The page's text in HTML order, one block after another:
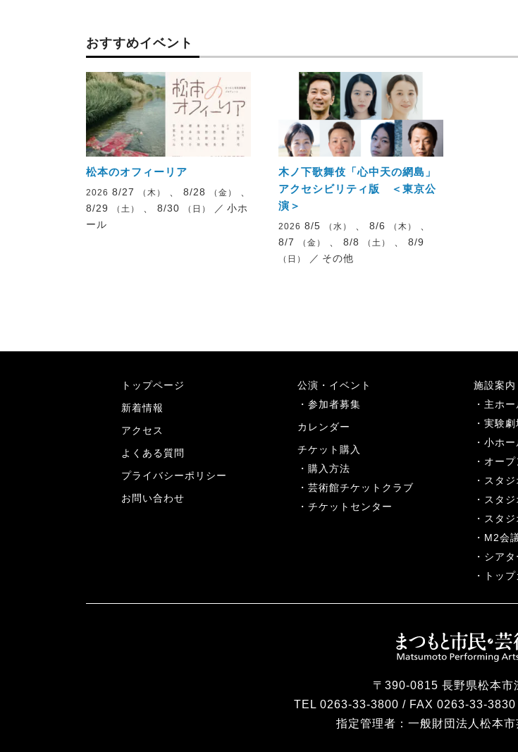
おすすめイベント
松本のオフィーリア
2026 8/27 （木） 、 8/28 （金）
8/29
（土） 、 8/30 （日） ／ 小ホ
ール
木ノ下歌舞伎「心中天の網島」
アクセシビリティ版 ＜東京公
演＞
2026 8/5 （水） 、 8/6 （木）
8/7
（金） 、 8/8 （土） 、 8/9
（日） ／ その他
トップページ
新着情報
アクセス
よくある質問
プライバシーポリシー
お問い合わせ
公演・イベント
参加者募集
カレンダー
チケット購入
購入方法
芸術館チケットクラブ
チケットセンター
施設案
主ホー
実験劇
小ホー
オー
スタジ
スタジ
スタ
M2会
シアタ
トッ
〒390-0815 長野県松本市
TEL 0263-33-3800 / FAX 0263-33-
指定管理者： 一般財団法人松本